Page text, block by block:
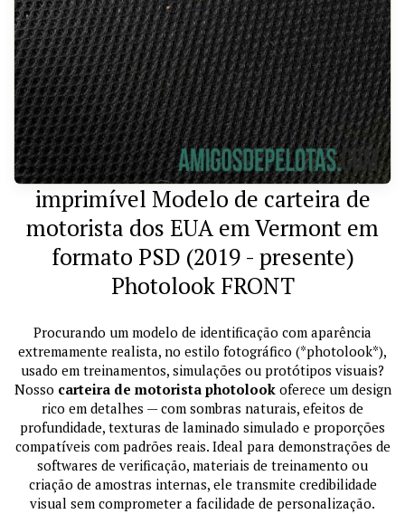
imprimível Modelo de carteira de
motorista dos EUA em Vermont em
formato PSD (2019 - presente)
Photolook FRONT
Procurando um modelo de identificação com aparência
extremamente realista, no estilo fotográfico (*photolook*),
usado em treinamentos, simulações ou protótipos visuais?
Nosso carteira de motorista photolookoferece um design
rico em detalhes — com sombras naturais, efeitos de
profundidade, texturas de laminado simulado e proporções
compatíveis com padrões reais. Ideal para demonstrações de
softwares de verificação, materiais de treinamento ou
criação de amostras internas, ele transmite credibilidade
visual sem comprometer a facilidade de personalização.